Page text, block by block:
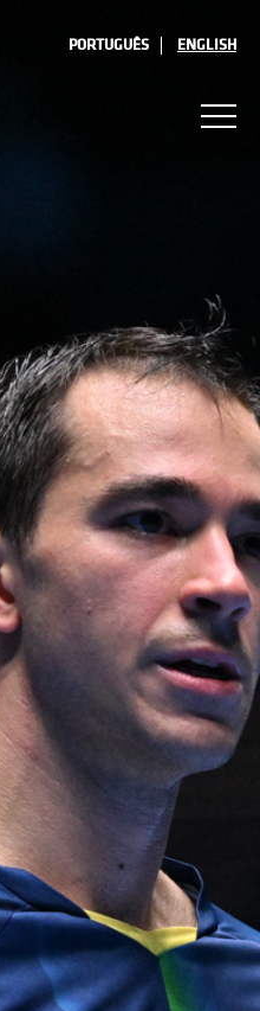
PORTUGUÊS ENGLISH